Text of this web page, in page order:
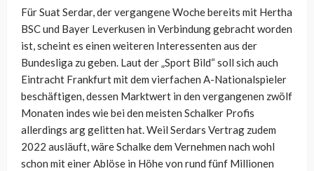
Für Suat Serdar, der vergangene Woche bereits mit Hertha
BSC und Bayer Leverkusen in Verbindung gebracht worden
ist, scheint es einen weiteren Interessenten aus der
Bundesliga zu geben. Laut der „Sport Bild“ soll sich auch
Eintracht Frankfurt mit dem vierfachen A-Nationalspieler
beschäftigen, dessen Marktwert in den vergangenen zwölf
Monaten indes wie bei den meisten Schalker Profis
allerdings arg gelitten hat. Weil Serdars Vertrag zudem
2022 ausläuft, wäre Schalke dem Vernehmen nach wohl
schon mit einer Ablöse in Höhe von rund fünf Millionen